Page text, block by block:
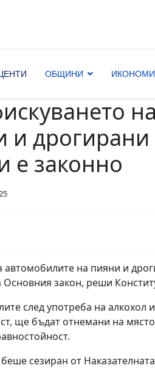
ОБЩИНИ
и дрогирани
е законно
автомобилите на пияни и
закон, реши
след употреба на алкохол
ще бъдат отнемани на
сезиран от